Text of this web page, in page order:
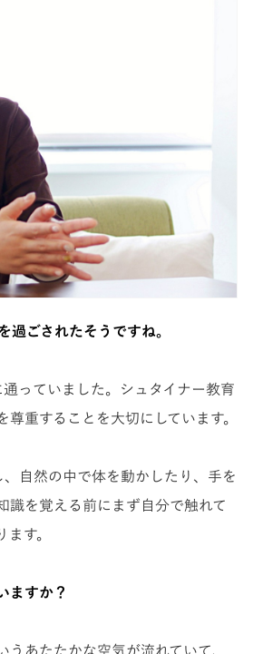
ごされたそうですね。
っていました。シュタイナー教育
重することを大切にしています。
自然の中で体を動かしたり、手を
識を覚える前にまず自分で触れて
す。
ますか？
あたたかな空気が流れていて、